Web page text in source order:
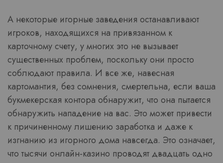
А некоторые игорные заведения останавливают
игроков, находящихся на привязанном к
карточному счету, у многих это не вызывает
существенных проблем, поскольку они просто
соблюдают правила. И все же, навесная
картомантия, без сомнения, смертельна, если ваша
букмекерская контора обнаружит, что она пытается
обнаружить нападение на вас. Это может привести
к причиненному лишению заработка и даже к
изгнанию из игорного дома навсегда. Это означает,
что тысячи онлайн-казино проводят двадцать одно